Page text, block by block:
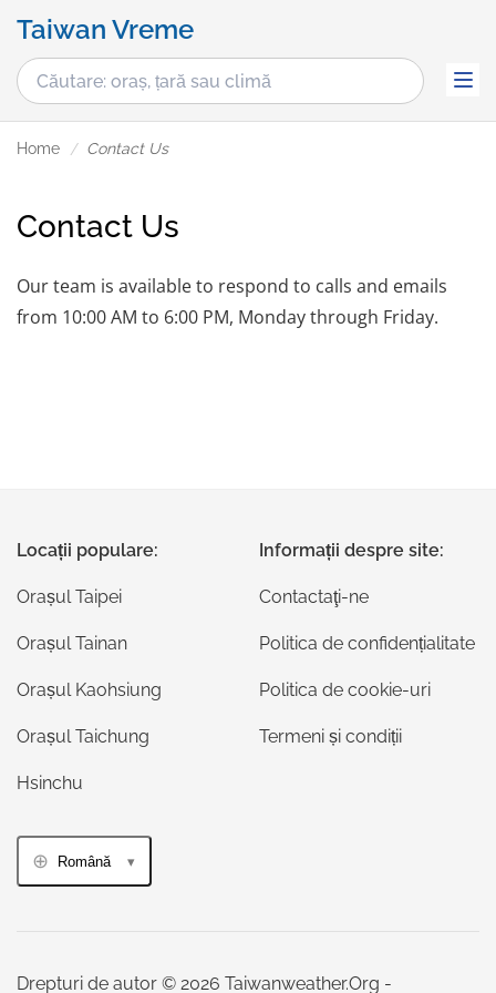
Taiwan Vreme
Home Contact Us
Contact Us
Our team is available to respond to calls and emails
from 10:00 AM to 6:00 PM, Monday through Friday.
Locații populare:
Orașul Taipei
Orașul Tainan
Orașul Kaohsiung
Orașul Taichung
Hsinchu
Informații despre site:
Contactaţi-ne
Politica de confidențialitate
Politica de cookie-uri
Termeni și condiții
Română
Drepturi de autor © 2026 Taiwanweather.Org -